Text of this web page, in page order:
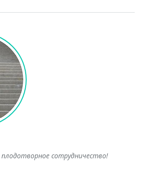
плодотворное сотрудничество!